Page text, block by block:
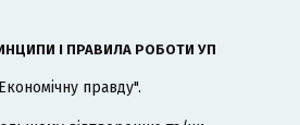
І ПРАВИЛА РОБОТИ УП
правду".